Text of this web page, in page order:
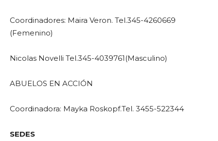
Coordinadores: Maira Veron. Tel.345-4260669
(Femenino)
Nicolas Novelli Tel.345-4039761(Masculino)
ABUELOS EN ACCIÓN
Coordinadora: Mayka Roskopf.Tel. 3455-522344
SEDES